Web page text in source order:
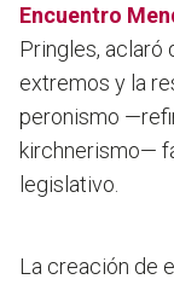
Encuentro
Pringles, aclaró
extremos y la
peronismo
kirchnerismo—
legislativo.
La creación de